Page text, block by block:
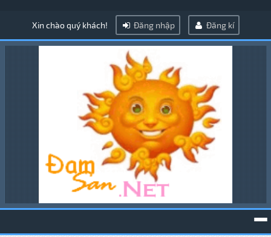
Xin chào quý khách! Đăng nhập Đăng kí